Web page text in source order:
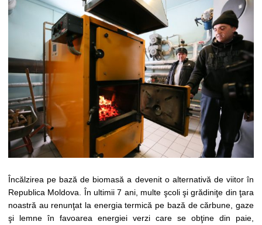
Încălzirea pe bază de biomasă a devenit o alternativă de viitor în
Republica Moldova. În ultimii 7 ani, multe şcoli şi grădiniţe din ţara
noastră au renunţat la energia termică pe bază de cărbune, gaze
şi lemne în favoarea energiei verzi care se obţine din paie,